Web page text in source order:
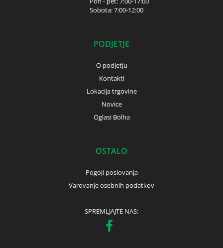
Sobota: 7:00-12:00
PODJETJE
O podjetju
Kontakti
Lokacija trgovine
Novice
Oglasi Bolha
OSTALO
Pogoji poslovanja
Varovanje osebnih podatkov
SPREMLJAJTE NAS: